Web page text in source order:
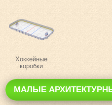
Хоккейные
коробки
МАЛЫЕ